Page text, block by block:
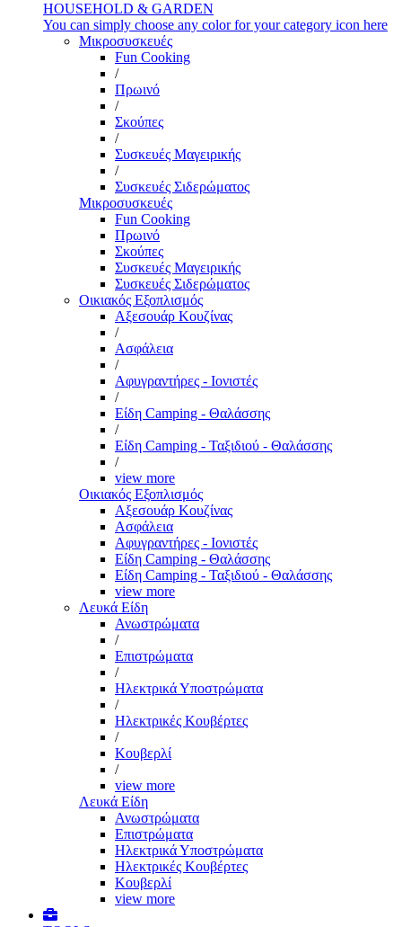
HOUSEHOLD & GARDEN
You can simply choose any color for your category icon here
Μικροσυσκευές
Fun Cooking
/
Πρωινό
/
Σκούπες
/
Συσκευές Μαγειρικής
/
Συσκευές Σιδερώματος
Μικροσυσκευές
Fun Cooking
Πρωινό
Σκούπες
Συσκευές Μαγειρικής
Συσκευές Σιδερώματος
Οικιακός Εξοπλισμός
Αξεσουάρ Κουζίνας
/
Ασφάλεια
/
Αφυγραντήρες - Ιονιστές
/
Είδη Camping - Θαλάσσης
/
Είδη Camping - Ταξιδιού - Θαλάσσης
/
view more
Οικιακός Εξοπλισμός
Αξεσουάρ Κουζίνας
Ασφάλεια
Αφυγραντήρες - Ιονιστές
Είδη Camping - Θαλάσσης
Είδη Camping - Ταξιδιού - Θαλάσσης
view more
Λευκά Είδη
Ανωστρώματα
/
Επιστρώματα
/
Ηλεκτρικά Υποστρώματα
/
Ηλεκτρικές Κουβέρτες
/
Κουβερλί
/
view more
Λευκά Είδη
Ανωστρώματα
Επιστρώματα
Ηλεκτρικά Υποστρώματα
Ηλεκτρικές Κουβέρτες
Κουβερλί
view more